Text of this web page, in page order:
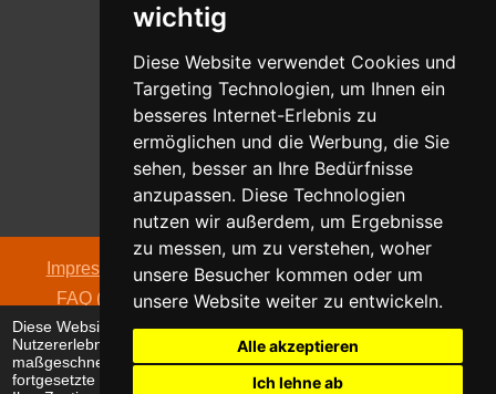
Diese Website verwendet Cookies, um Ihr
Nutzererlebnis zu verbessern und
maßgeschneiderte Anzeigen anzuzeigen. Die
fortgesetzte Nutzung dieser Website bestätigt
wichtig
Diese Website verwendet Cookies und
Targeting Technologien, um Ihnen ein
besseres Internet-Erlebnis zu
ermöglichen und die Werbung, die Sie
sehen, besser an Ihre Bedürfnisse
anzupassen. Diese Technologien
nutzen wir außerdem, um Ergebnisse
zu messen, um zu verstehen, woher
unsere Besucher kommen oder um
unsere Website weiter zu entwickeln.
Alle akzeptieren
Ich lehne ab
Nachricht senden
Adresse
Oldentruper Straße 104
33604 Bielefeld
Impressum |Datenschutzerklärung|AGB|Kontakt
FAQ (häufig gestellte Fragen)|Hinweispflicht zur
Batterieentsorgung
© 2026 alpha electronic